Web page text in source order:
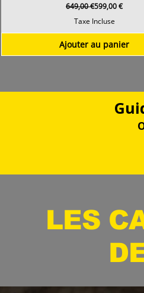
Prix original
649,00 €Prix
599,00 €
Taxe Incluse
Ajouter au panier
LES